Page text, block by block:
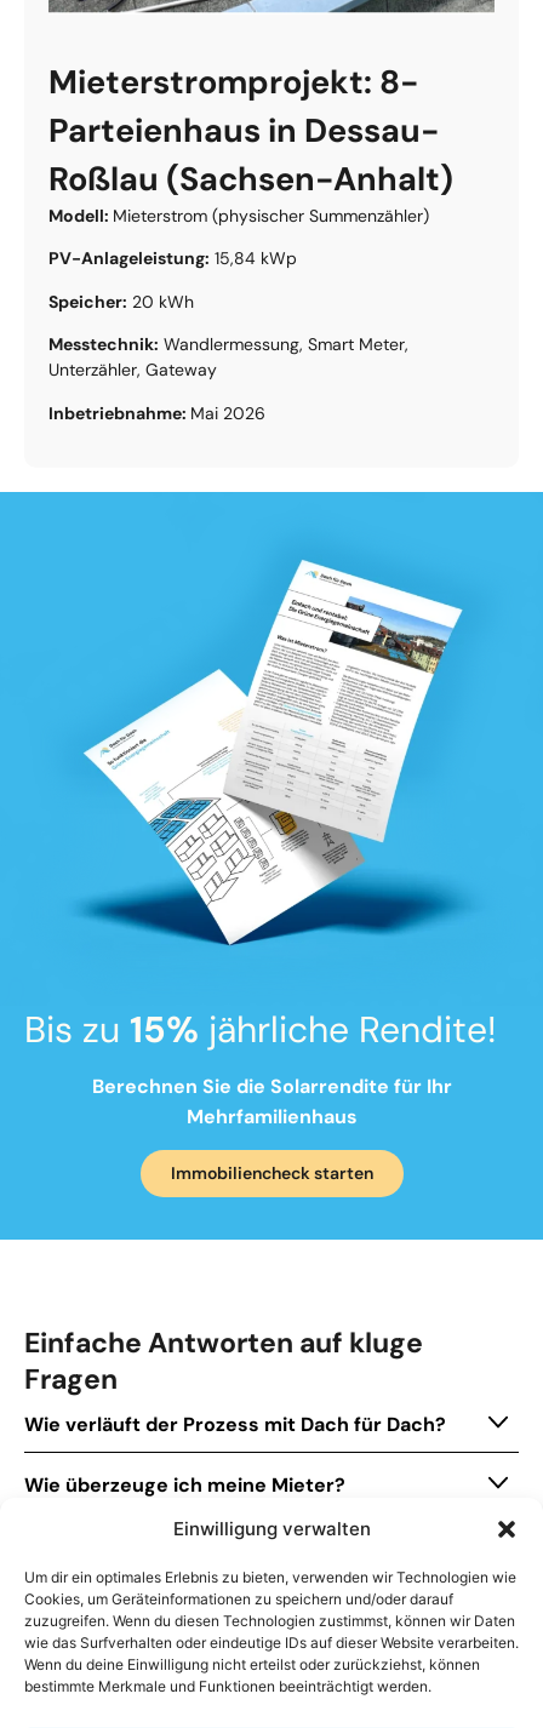
Einwilligung verwalten
Um dir ein optimales Erlebnis zu bieten, verwenden wir Technologien wie
Cookies, um Geräteinformationen zu speichern und/oder darauf
zuzugreifen. Wenn du diesen Technologien zustimmst, können wir Daten
wie das Surfverhalten oder eindeutige IDs auf dieser Website verarbeiten.
Wenn du deine Einwilligung nicht erteilst oder zurückziehst, können
bestimmte Merkmale und Funktionen beeinträchtigt werden.
Mieterstromprojekt: 8-
Parteienhaus in Dessau-
Roßlau (Sachsen-Anhalt)
Modell: Mieterstrom (physischer Summenzähler)
PV-Anlageleistung: 15,84 kWp
Speicher: 20 kWh
Messtechnik: Wandlermessung, Smart Meter,
Unterzähler, Gateway
Inbetriebnahme: Mai 2026
Bis zu 15% jährliche Rendite!
Berechnen Sie die Solarrendite für Ihr
Mehrfamilienhaus
Immobiliencheck starten
Einfache Antworten auf kluge
Fragen
Wie verläuft der Prozess mit Dach für Dach?
Wie überzeuge ich meine Mieter?
Was passiert bei einem Mieterwechsel?
Wer kümmert sich um die Planung und
Installation der Solaranlage?
Wie läuft der Betrieb der Solaranlage?